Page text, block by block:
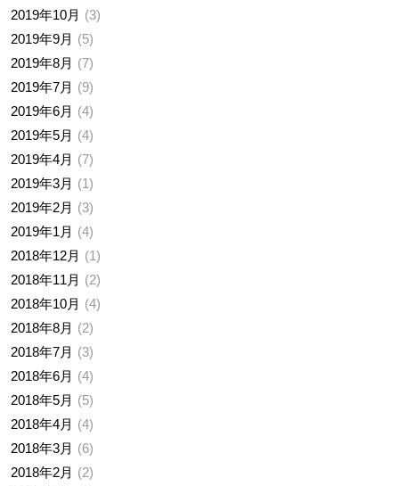
2019年10月
3
2019年9月
5
2019年8月
7
2019年7月
9
2019年6月
4
2019年5月
4
2019年4月
7
2019年3月
1
2019年2月
3
2019年1月
4
2018年12月
1
2018年11月
2
2018年10月
4
2018年8月
2
2018年7月
3
2018年6月
4
2018年5月
5
2018年4月
4
2018年3月
6
2018年2月
2